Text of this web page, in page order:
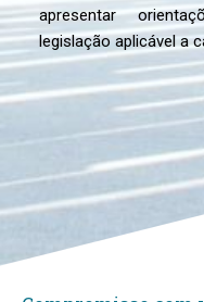
apresentar
legislação aplicável a